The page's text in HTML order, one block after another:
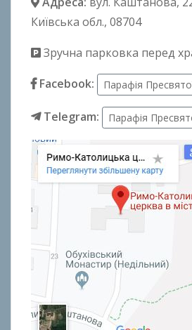
Київська обл., 08704
Зручна парковка перед
Facebook:
Парафія
Telegram: Парафія